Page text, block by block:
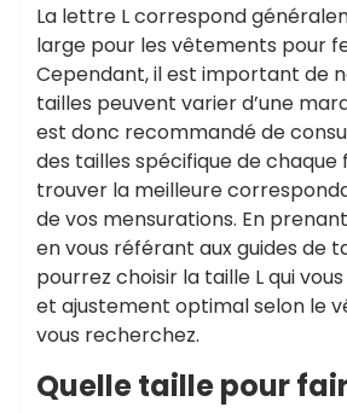
La lettre L correspond
large pour les vêtements pour
Cependant, il est important de
tailles peuvent varier d’une
est donc recommandé de
des tailles spécifique de
trouver la meilleure
de vos mensurations. En
en vous référant aux guides de
pourrez choisir la taille L qui
et ajustement optimal selon le
vous recherchez.
Quelle taille pour